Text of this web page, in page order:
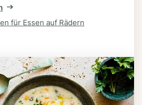
für Essen auf Rädern